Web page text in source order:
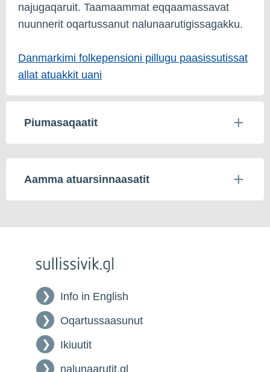
najugaqaruit. Taamaammat eqqaamassavat
nuunnerit oqartussanut nalunaarutigissagakku.
Danmarkimi folkepensioni pillugu paasissutissat
allat atuakkit uani
Piumasaqaatit
Aamma atuarsinnaasatit
Info in English
Oqartussaasunut
Ikiuutit
nalunaarutit.gl